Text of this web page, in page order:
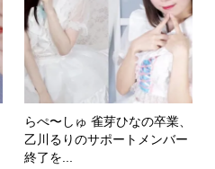
らぺ〜しゅ 雀芽ひなの卒業、
乙川るりのサポートメンバー
終了を...